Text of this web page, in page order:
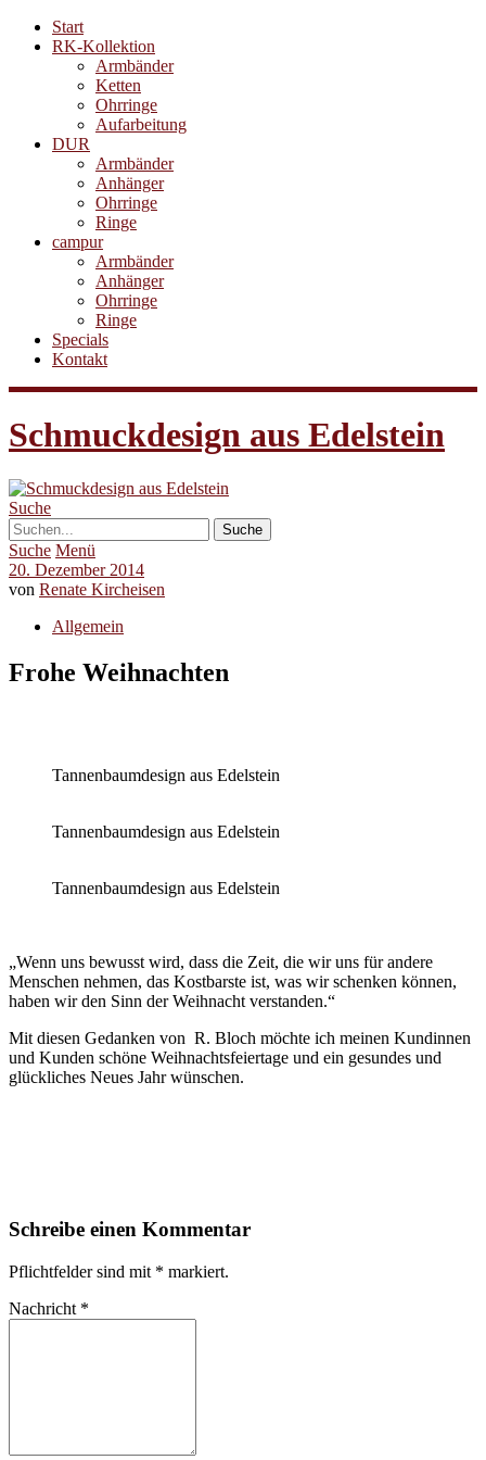
Start
RK-Kollektion
Armbänder
Ketten
Ohrringe
Aufarbeitung
DUR
Armbänder
Anhänger
Ohrringe
Ringe
campur
Armbänder
Anhänger
Ohrringe
Ringe
Specials
Kontakt
Schmuckdesign aus Edelstein
Suche
Suche Menü
20. Dezember 2014
von Renate Kircheisen
Allgemein
Frohe Weihnachten
Tannenbaumdesign aus Edelstein
Tannenbaumdesign aus Edelstein
Tannenbaumdesign aus Edelstein
„Wenn uns bewusst wird, dass die Zeit, die wir uns für andere
Menschen nehmen, das Kostbarste ist, was wir schenken können,
haben wir den Sinn der Weihnacht verstanden.“
Mit diesen Gedanken von R. Bloch möchte ich meinen Kundinnen
und Kunden schöne Weihnachtsfeiertage und ein gesundes und
glückliches Neues Jahr wünschen.
Schreibe einen Kommentar
Pflichtfelder sind mit * markiert.
Nachricht *